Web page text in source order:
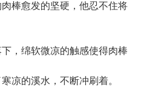
愈发的坚硬，他忍不住将
绵软微凉的触感使得肉棒
凉的溪水，不断冲刷着。